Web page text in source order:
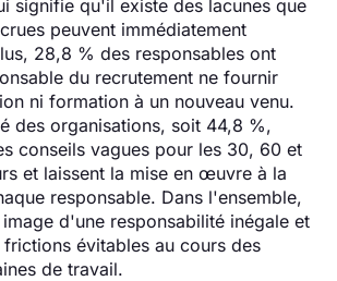
signifie qu'il existe des lacunes que
peuvent immédiatement
28,8 % des responsables ont
du recrutement ne fournir
ni formation à un nouveau venu.
des organisations, soit 44,8 %,
conseils vagues pour les 30, 60 et
et laissent la mise en œuvre à la
responsable. Dans l'ensemble,
d'une responsabilité inégale et
évitables au cours des
de travail.